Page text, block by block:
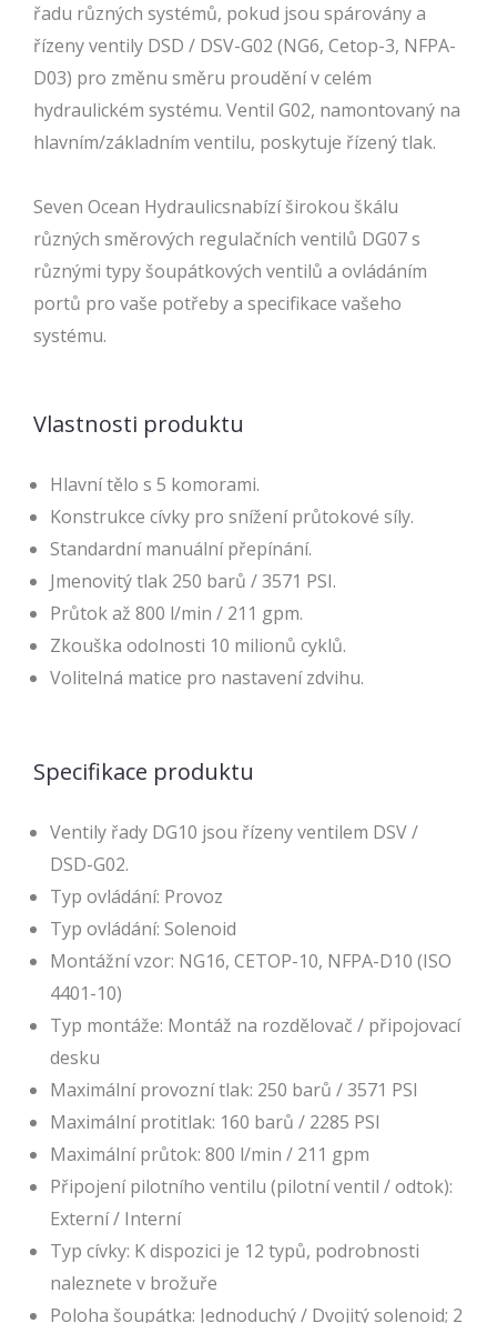
řadu různých systémů, pokud jsou spárovány a
řízeny ventily DSD / DSV-G02 (NG6, Cetop-3, NFPA-
D03) pro změnu směru proudění v celém
hydraulickém systému. Ventil G02, namontovaný na
hlavním/základním ventilu, poskytuje řízený tlak.
Seven Ocean Hydraulicsnabízí širokou škálu
různých směrových regulačních ventilů DG07 s
různými typy šoupátkových ventilů a ovládáním
portů pro vaše potřeby a specifikace vašeho
systému.
Vlastnosti produktu
Hlavní tělo s 5 komorami.
Konstrukce cívky pro snížení průtokové síly.
Standardní manuální přepínání.
Jmenovitý tlak 250 barů / 3571 PSI.
Průtok až 800 l/min / 211 gpm.
Zkouška odolnosti 10 milionů cyklů.
Volitelná matice pro nastavení zdvihu.
Specifikace produktu
Ventily řady DG10 jsou řízeny ventilem DSV /
DSD-G02.
Typ ovládání: Provoz
Typ ovládání: Solenoid
Montážní vzor: NG16, CETOP-10, NFPA-D10 (ISO
4401-10)
Typ montáže: Montáž na rozdělovač / připojovací
desku
Maximální provozní tlak: 250 barů / 3571 PSI
Maximální protitlak: 160 barů / 2285 PSI
Maximální průtok: 800 l/min / 211 gpm
Připojení pilotního ventilu (pilotní ventil / odtok):
Externí / Interní
Typ cívky: K dispozici je 12 typů, podrobnosti
naleznete v brožuře
Poloha šoupátka: Jednoduchý / Dvojitý solenoid; 2